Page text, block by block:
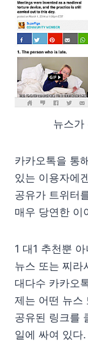
뉴스가
카카오톡을 통
있는 이용자에
공유가 트위터
매우 당연한 이
1 대1 추천뿐
뉴스 또는 찌라
대다수 카카오
제는 어떤 뉴스
공유된 링크를
일에 싸여 있다.